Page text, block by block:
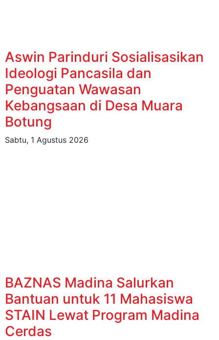
Aswin Parinduri Sosialisasikan
Ideologi Pancasila dan
Penguatan Wawasan
Kebangsaan di Desa Muara
Botung
Sabtu, 1 Agustus 2026
BAZNAS Madina Salurkan
Bantuan untuk 11 Mahasiswa
STAIN Lewat Program Madina
Cerdas